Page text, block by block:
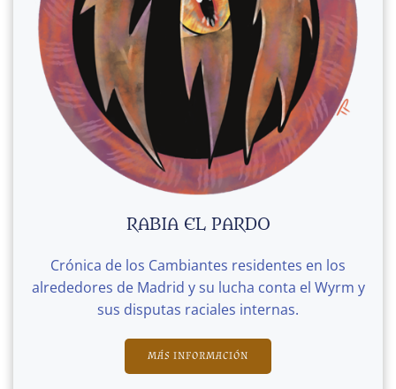
RABIA EL PARDO
Crónica de los Cambiantes residentes en los
alrededores de Madrid y su lucha conta el Wyrm y
sus disputas raciales internas.
MÁS INFORMACIÓN